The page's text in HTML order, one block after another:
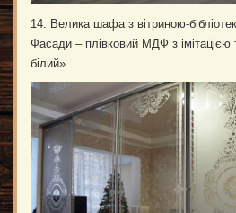
14. Велика шафа з вітриною-
Фасади – плівковий МДФ з імітацією
білий».